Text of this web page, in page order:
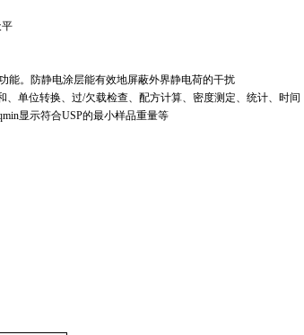
能。防静电涂层能有效地屏蔽外界静电荷的干扰
、单位转换、过/欠载检查、配方计算、密度测定、统计、时间
显示符合USP的最小样品重量等